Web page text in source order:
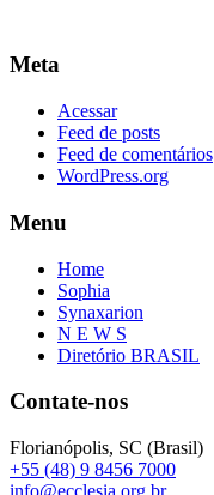
Meta
Acessar
Feed de posts
Feed de comentários
WordPress.org
Menu
Home
Sophia
Synaxarion
N E W S
Diretório BRASIL
Contate-nos
Florianópolis, SC (Brasil)
+55 (48) 9 8456 7000
info@ecclesia.org.br